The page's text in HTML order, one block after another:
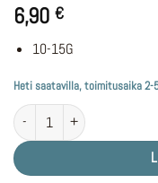
6,90 €
10-15G
Heti saatavilla, toimitusaika 2-
Pinna avain määrä